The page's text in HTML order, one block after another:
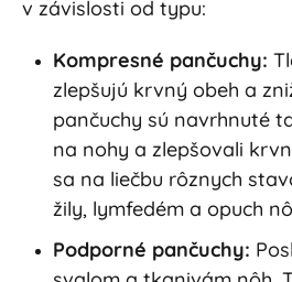
v závislosti od typu:
Kompresné pančuchy:
zlepšujú krvný obeh a
pančuchy sú navrhnuté
na nohy a zlepšovali
sa na liečbu rôznych
žily, lymfedém a opuch
Podporné pančuchy: